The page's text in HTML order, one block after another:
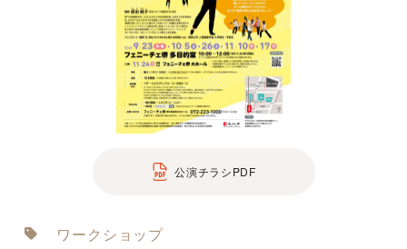
公演チラシPDF
ワークショップ